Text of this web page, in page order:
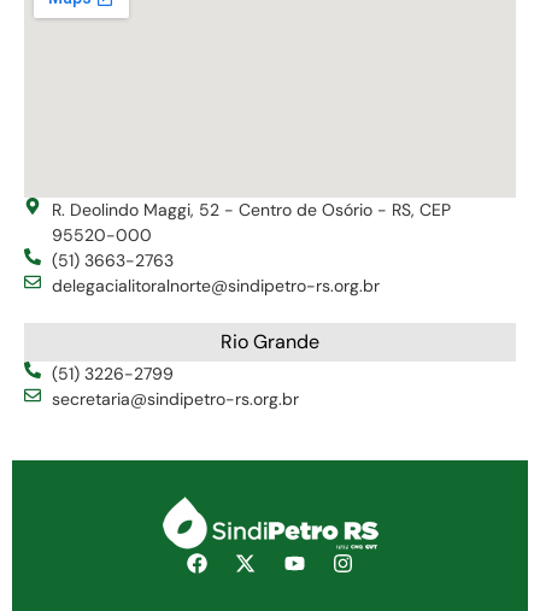
R. Deolindo Maggi, 52 - Centro de Osório - RS, CEP
95520-000
(51) 3663-2763
delegacialitoralnorte@sindipetro-rs.org.br
Rio Grande
(51) 3226-2799
secretaria@sindipetro-rs.org.br